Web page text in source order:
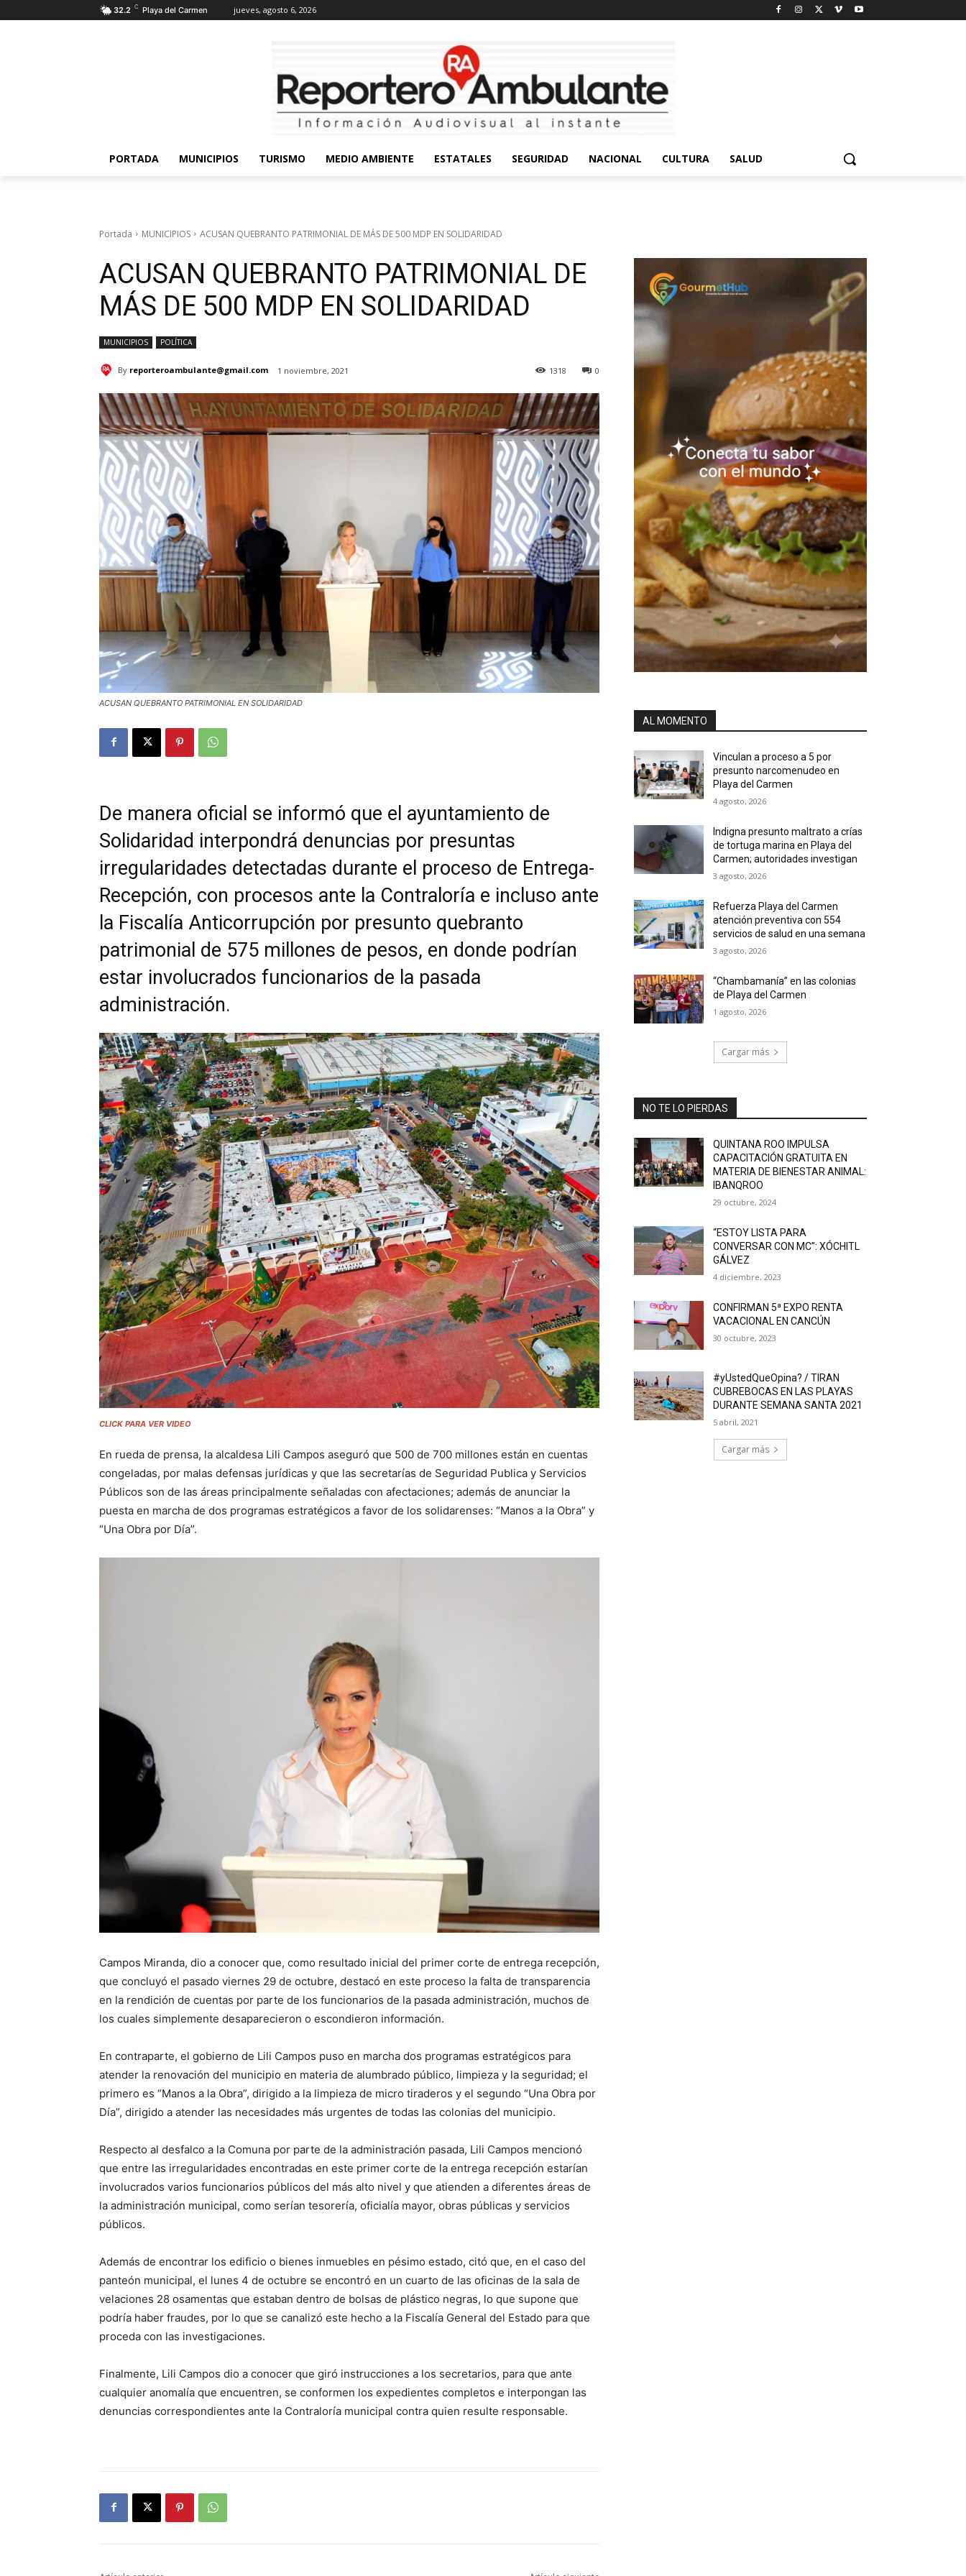
32.2 C Playa del Carmen jueves, agosto 6, 2026
PORTADA MUNICIPIOS TURISMO MEDIO AMBIENTE ESTATALES SEGURIDAD NACIONAL CULTURA SALUD
Portada MUNICIPIOS ACUSAN QUEBRANTO PATRIMONIAL DE MÁS DE 500 MDP EN SOLIDARIDAD
ACUSAN QUEBRANTO PATRIMONIAL DE
MÁS DE 500 MDP EN SOLIDARIDAD
MUNICIPIOS POLÍTICA
By reporteroambulante@gmail.com 1 noviembre, 2021 0
1318
ACUSAN QUEBRANTO PATRIMONIAL EN SOLIDARIDAD
De manera oficial se informó que el ayuntamiento de
Solidaridad interpondrá denuncias por presuntas
irregularidades detectadas durante el proceso de Entrega-
Recepción, con procesos ante la Contraloría e incluso ante
la Fiscalía Anticorrupción por presunto quebranto
patrimonial de 575 millones de pesos, en donde podrían
estar involucrados funcionarios de la pasada
administración.
CLICK PARA VER VIDEO
En rueda de prensa, la alcaldesa Lili Campos aseguró que 500 de 700 millones están en cuentas
congeladas, por malas defensas jurídicas y que las secretarías de Seguridad Publica y Servicios
Públicos son de las áreas principalmente señaladas con afectaciones; además de anunciar la
puesta en marcha de dos programas estratégicos a favor de los solidarenses: “Manos a la Obra” y
“Una Obra por Día”.
Campos Miranda, dio a conocer que, como resultado inicial del primer corte de entrega recepción,
que concluyó el pasado viernes 29 de octubre, destacó en este proceso la falta de transparencia
en la rendición de cuentas por parte de los funcionarios de la pasada administración, muchos de
los cuales simplemente desaparecieron o escondieron información.
En contraparte, el gobierno de Lili Campos puso en marcha dos programas estratégicos para
atender la renovación del municipio en materia de alumbrado público, limpieza y la seguridad; el
primero es “Manos a la Obra”, dirigido a la limpieza de micro tiraderos y el segundo “Una Obra por
Día”, dirigido a atender las necesidades más urgentes de todas las colonias del municipio.
Respecto al desfalco a la Comuna por parte de la administración pasada, Lili Campos mencionó
que entre las irregularidades encontradas en este primer corte de la entrega recepción estarían
involucrados varios funcionarios públicos del más alto nivel y que atienden a diferentes áreas de
la administración municipal, como serían tesorería, oficialía mayor, obras públicas y servicios
públicos.
Además de encontrar los edificio o bienes inmuebles en pésimo estado, citó que, en el caso del
panteón municipal, el lunes 4 de octubre se encontró en un cuarto de las oficinas de la sala de
velaciones 28 osamentas que estaban dentro de bolsas de plástico negras, lo que supone que
podría haber fraudes, por lo que se canalizó este hecho a la Fiscalía General del Estado para que
proceda con las investigaciones.
Finalmente, Lili Campos dio a conocer que giró instrucciones a los secretarios, para que ante
cualquier anomalía que encuentren, se conformen los expedientes completos e interpongan las
denuncias correspondientes ante la Contraloría municipal contra quien resulte responsable.
AL MOMENTO
Vinculan a proceso a 5 por
presunto narcomenudeo en
Playa del Carmen
4 agosto, 2026
Indigna presunto maltrato a crías
de tortuga marina en Playa del
Carmen; autoridades investigan
3 agosto, 2026
Refuerza Playa del Carmen
atención preventiva con 554
servicios de salud en una semana
3 agosto, 2026
“Chambamanía” en las colonias
de Playa del Carmen
1 agosto, 2026
Cargar más
NO TE LO PIERDAS
QUINTANA ROO IMPULSA
CAPACITACIÓN GRATUITA EN
MATERIA DE BIENESTAR ANIMAL:
IBANQROO
29 octubre, 2024
“ESTOY LISTA PARA
CONVERSAR CON MC”: XÓCHITL
GÁLVEZ
4 diciembre, 2023
CONFIRMAN 5ª EXPO RENTA
VACACIONAL EN CANCÚN
30 octubre, 2023
#yUstedQueOpina? / TIRAN
CUBREBOCAS EN LAS PLAYAS
DURANTE SEMANA SANTA 2021
5 abril, 2021
Cargar más